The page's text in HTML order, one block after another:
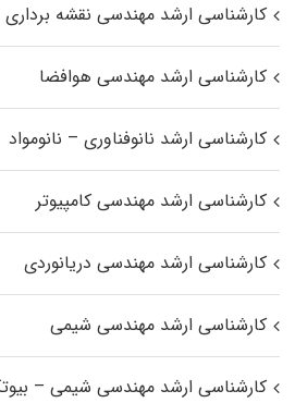
کارشناسی ارشد مهندسی نقشه برداری
کارشناسی ارشد مهندسی هوافضا
کارشناسی ارشد نانوفناوری – نانومواد
کارشناسی ارشد مهندسی کامپیوتر
کارشناسی ارشد مهندسی دریانوردی
کارشناسی ارشد مهندسی شیمی
کارشناسی ارشد مهندسی شیمی –